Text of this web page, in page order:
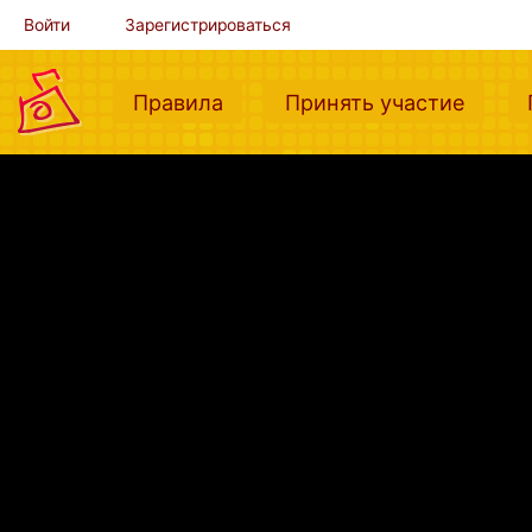
Войти Зарегистрироваться
Правила (current)Принять участие